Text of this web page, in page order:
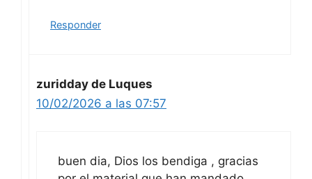
Responder
zuridday de Luques
10/02/2026 a las 07:57
buen dia, Dios los bendiga , gracias